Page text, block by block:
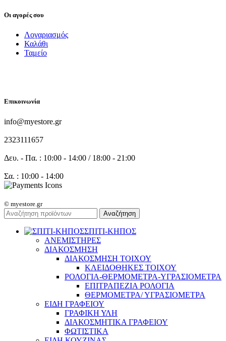
Οι αγορές σου
Λογαριασμός
Καλάθι
Ταμείο
Επικοινωνία
info@myestore.gr
2323111657
Δευ. - Πα. : 10:00 - 14:00 / 18:00 - 21:00
Σα. : 10:00 - 14:00
© myestore.gr
Αναζήτηση
ΣΠΙΤΙ-ΚΗΠΟΣ
ΑΝΕΜΙΣΤΗΡΕΣ
ΔΙΑΚΟΣΜΗΣΗ
ΔΙΑΚΟΣΜΗΣΗ ΤΟΙΧΟΥ
ΚΛΕΙΔΟΘΗΚΕΣ ΤΟΙΧΟΥ
ΡΟΛΟΓΙΑ-ΘΕΡΜΟΜΕΤΡΑ-ΥΓΡΑΣΙΟΜΕΤΡΑ
ΕΠΙΤΡΑΠΕΖΙΑ ΡΟΛΟΓΙΑ
ΘΕΡΜΟΜΕΤΡΑ/ ΥΓΡΑΣΙΟΜΕΤΡΑ
ΕΙΔΗ ΓΡΑΦΕΙΟΥ
ΓΡΑΦΙΚΗ ΥΛΗ
ΔΙΑΚΟΣΜΗΤΙΚΑ ΓΡΑΦΕΙΟΥ
ΦΩΤΙΣΤΙΚΑ